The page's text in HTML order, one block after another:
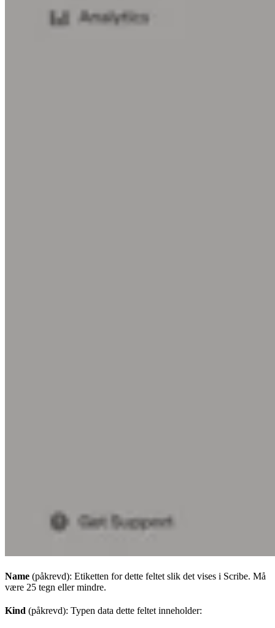
Name (påkrevd): Etiketten for dette feltet slik det vises i Scribe. Må
være 25 tegn eller mindre.
Kind (påkrevd): Typen data dette feltet inneholder: